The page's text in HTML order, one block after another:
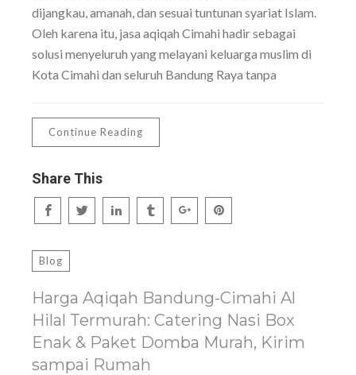
dijangkau, amanah, dan sesuai tuntunan syariat Islam.
Oleh karena itu, jasa aqiqah Cimahi hadir sebagai
solusi menyeluruh yang melayani keluarga muslim di
Kota Cimahi dan seluruh Bandung Raya tanpa
Continue Reading
Share This
Blog
Harga Aqiqah Bandung-Cimahi Al
Hilal Termurah: Catering Nasi Box
Enak & Paket Domba Murah, Kirim
sampai Rumah